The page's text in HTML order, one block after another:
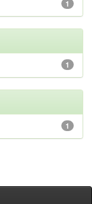
1
1
1